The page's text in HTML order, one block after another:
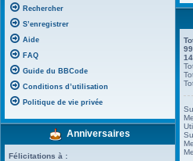
Rechercher
S’enregistrer
Aide
FAQ
Guide du BBCode
Conditions d’utilisation
Politique de vie privée
Anniversaires
Félicitations à :